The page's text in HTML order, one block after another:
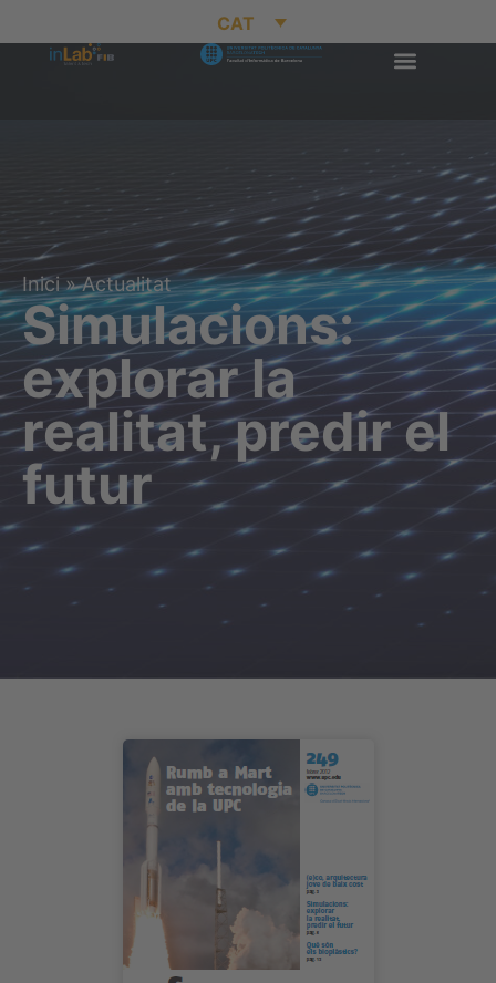
CAT
Inici»Actualitat
Simulacions:
explorar la
realitat, predir el
futur